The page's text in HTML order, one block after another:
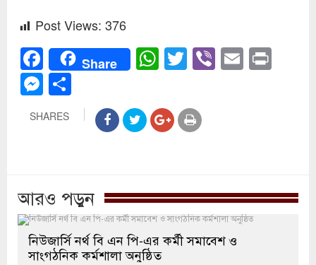
Post Views: 376
Facebook
Share WhatsApp
Twitter
Viber
Email
Messenger
SHARES
আরও পড়ুন
নিউজার্সি নর্থ বি এন পি-এর কর্মী সমাবেশ ও
সাংগঠনিক কর্মশালা অনুষ্ঠিত